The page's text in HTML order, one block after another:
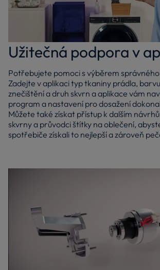
Užitečná podpora v
Potřebujete pomoci s výběrem
Zadejte v aplikaci typ tkaniny prádla,
znečištění a druh skvrn a aplikace vám
program a nastavení pro dosažení
Můžete také získat přístup k dalším
skvrny a průvodci štítky na oblečení,
spotřebiče získali to nejlepší a zároveň